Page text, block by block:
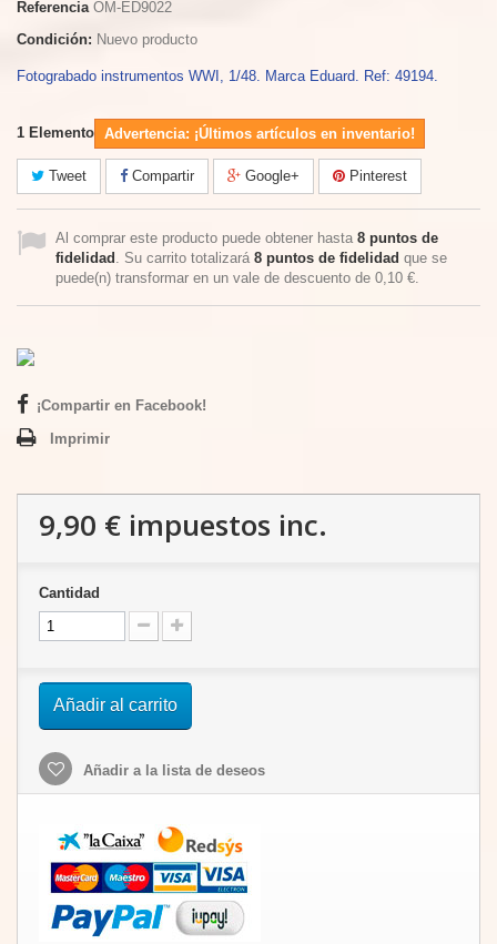
Referencia OM-ED9022
Condición: Nuevo producto
Fotograbado instrumentos WWI, 1/48. Marca Eduard. Ref: 49194.
1 Elemento Advertencia: ¡Últimos artículos en inventario!
Tweet Compartir Google+ Pinterest
Al comprar este producto puede obtener hasta 8 puntos de
fidelidad . Su carrito totalizará 8 puntos de fidelidad que se
puede(n) transformar en un vale de descuento de 0,10 €.
¡Compartir en Facebook!
Imprimir
9,90 € impuestos inc.
Cantidad
Añadir al carrito
Añadir a la lista de deseos